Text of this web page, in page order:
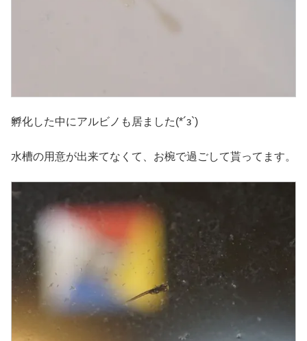
孵化した中にアルビノも居ました(*´з`)
水槽の用意が出来てなくて、お椀で過ごして貰ってます。